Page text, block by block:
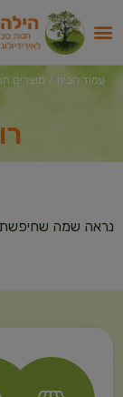
עמוד הבית / מוצרים
נראה שמה שחיפשת